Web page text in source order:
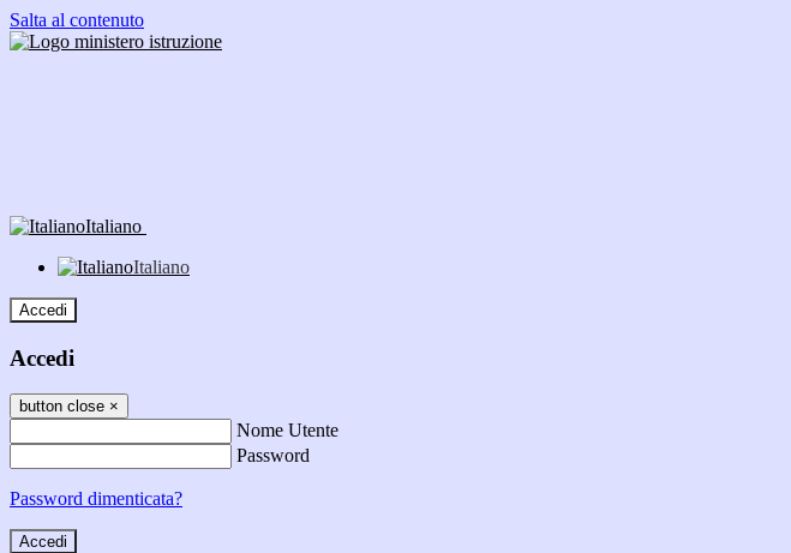
Salta al contenuto
Italiano
Italiano
Accedi
Accedi
button close ×
Nome Utente
Password
Password dimenticata?